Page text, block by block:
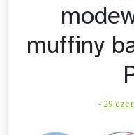
muffiny
- 29